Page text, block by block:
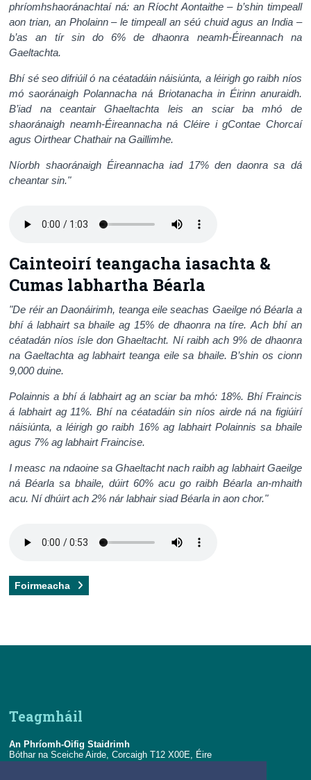
phríomhshaoránachtaí ná: an Ríocht Aontaithe – b’shin timpeall
aon trian, an Pholainn – le timpeall an séú chuid agus an India –
b’as an tír sin do 6% de dhaonra neamh-Éireannach na
Gaeltachta.
Bhí sé seo difriúil ó na céatadáin náisiúnta, a léirigh go raibh níos
mó saoránaigh Polannacha ná Briotanacha in Éirinn anuraidh.
B’iad na ceantair Ghaeltachta leis an sciar ba mhó de
shaoránaigh neamh-Éireannacha ná Cléire i gContae Chorcaí
agus Oirthear Chathair na Gaillimhe.
Níorbh shaoránaigh Éireannacha iad 17% den daonra sa dá
cheantar sin."
Cainteoirí teangacha iasachta &
Cumas labhartha Béarla
"De réir an Daonáirimh, teanga eile seachas Gaeilge nó Béarla a
bhí á labhairt sa bhaile ag 15% de dhaonra na tíre. Ach bhí an
céatadán níos ísle don Ghaeltacht. Ní raibh ach 9% de dhaonra
na Gaeltachta ag labhairt teanga eile sa bhaile. B’shin os cionn
9,000 duine.
Polainnis a bhí á labhairt ag an sciar ba mhó: 18%. Bhí Fraincis
á labhairt ag 11%. Bhí na céatadáin sin níos airde ná na figiúirí
náisiúnta, a léirigh go raibh 16% ag labhairt Polainnis sa bhaile
agus 7% ag labhairt Fraincise.
I measc na ndaoine sa Ghaeltacht nach raibh ag labhairt Gaeilge
ná Béarla sa bhaile, dúirt 60% acu go raibh Béarla an-mhaith
acu. Ní dhúirt ach 2% nár labhair siad Béarla in aon chor."
Foirmeacha
Teagmháil
An Phríomh-Oifig Staidrimh
Bóthar na Sceiche Airde, Corcaigh T12 X00E, Éire